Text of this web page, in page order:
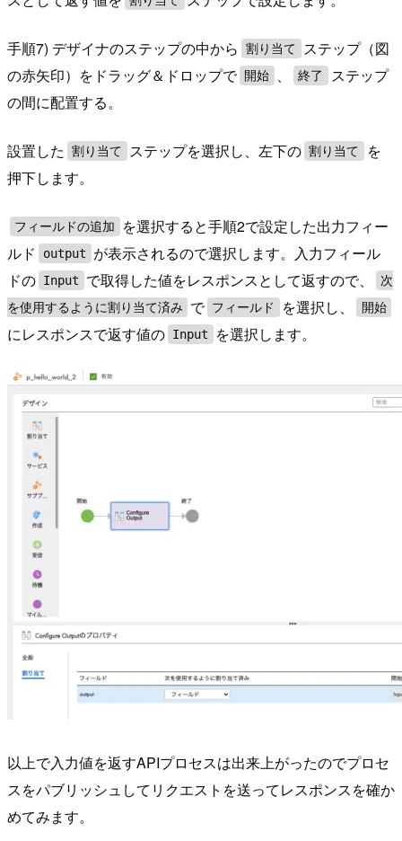
手順7) デザイナのステップの中から 割り当て
ステップ（図
の赤矢印）をドラッグ＆ドロップで
開始 、 終了
ステップ
の間に配置する。
設置した 割り当て ステップを選択し、左下の 割り当て
を
押下します。
フィールドの追加
を選択すると手順2で設定した出力フィー
ルド
output
が表示されるので選択します。入力フィール
ドの Input で取得した値をレスポンスとして返すので、
次
を使用するように割り当て済み
で フィールド を選択し、 開始
にレスポンスで返す値の Input を選択します。
以上で入力値を返すAPIプロセスは出来上がったのでプロセ
スをパブリッシュしてリクエストを送ってレスポンスを確か
めてみます。